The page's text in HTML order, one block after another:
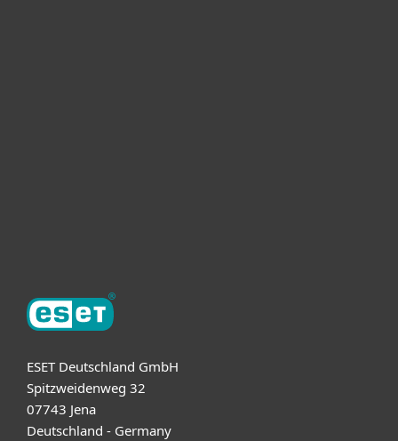
ESET Deutschland GmbH
Spitzweidenweg 32
07743 Jena
Deutschland - Germany